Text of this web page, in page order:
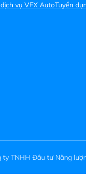
vụ VFX AutoTuyển
TNHH Đầu tư Năng